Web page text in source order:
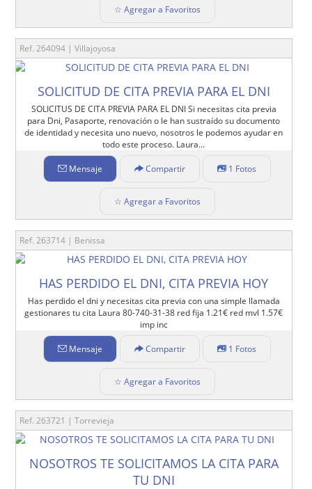
☆ Agregar a Favoritos
Ref. 264094 | Villajoyosa
SOLICITUD DE CITA PREVIA PARA EL DNI
SOLICITUS DE CITA PREVIA PARA EL DNI Si necesitas cita previa
para Dni, Pasaporte, renovación o le han sustraído su documento
de identidad y necesita uno nuevo, nosotros le podemos ayudar en
todo este proceso. Laura...
Mensaje Compartir 1 Fotos
☆ Agregar a Favoritos
Ref. 263714 | Benissa
HAS PERDIDO EL DNI, CITA PREVIA HOY
Has perdido el dni y necesitas cita previa con una simple llamada
gestionares tu cita Laura 80-740-31-38 red fija 1.21€ red mvl 1.57€
imp inc
Mensaje Compartir 1 Fotos
☆ Agregar a Favoritos
Ref. 263721 | Torrevieja
NOSOTROS TE SOLICITAMOS LA CITA PARA
TU DNI